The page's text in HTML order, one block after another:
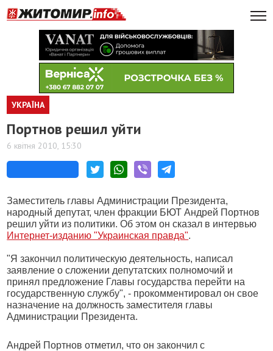
УКРАЇНА
Портнов решил уйти
6 квітня 2010, 15:30
Заместитель главы Администрации Президента,
народный депутат, член фракции БЮТ Андрей Портнов
решил уйти из политики. Об этом он сказал в интервью
Интернет-изданию "Украинская правда".
"Я закончил политическую деятельность, написал
заявление о сложении депутатских полномочий и
принял предложение Главы государства перейти на
государственную службу", - прокомментировал он свое
назначение на должность заместителя главы
Администрации Президента.
Андрей Портнов отметил, что он закончил с